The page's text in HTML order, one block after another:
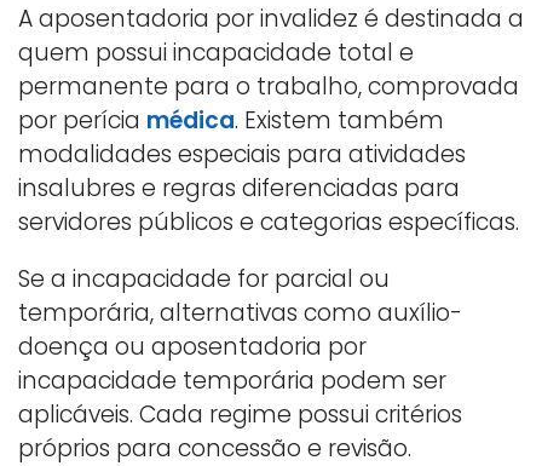
A aposentadoria por invalidez é destinada a
quem possui incapacidade total e
permanente para o trabalho, comprovada
por perícia médica. Existem também
modalidades especiais para atividades
insalubres e regras diferenciadas para
servidores públicos e categorias específicas.
Se a incapacidade for parcial ou
temporária, alternativas como auxílio-
doença ou aposentadoria por
incapacidade temporária podem ser
aplicáveis. Cada regime possui critérios
próprios para concessão e revisão.